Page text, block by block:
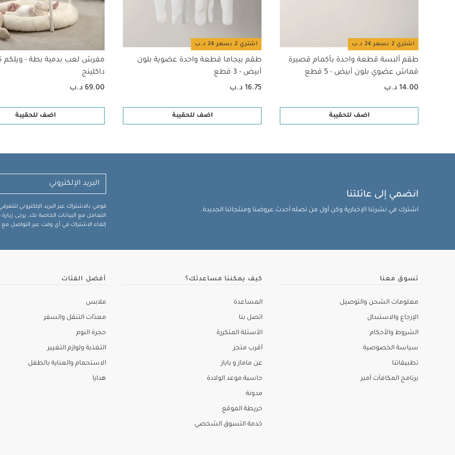
اشتري 2 بسعر 24 د.ب
طقم ألبسة قطعة واحدة بأكمام قصيرة
قماش عضوي بلون أبيض - 5 قطع
14.00 د.ب
اضف للحقيبة
اشتري 2 بسعر 24 د.ب
طقم بيجاما قطعة واحدة عضوية بلون
أبيض - 3 قطع
16.75 د.ب
اضف للحقيبة
مفرش لعب بدمية بطة - ويلكم
داكلينج
69.00 د.ب
اضف للحقيبة
انضمي إلى عائلتنا
اشترك في نشرتنا الإخبارية وكن أول من تصله أحدث عروضنا ومنتجاتنا الجديدة.
قومي بالاشتراك عبر البريد الإلكتروني
التعامل مع البيانات الخاصة بك، يرجى
إلغاء الاشتراك في أي وقت عبر التواصل مع
تسوق معنا
معلومات الشحن والتوصيل
الإرجاع والاستبدال
الشروط والأحكام
سياسة الخصوصية
تطبيقاتنا
برنامج المكافآت أمبر
كيف يمكننا مساعدتك؟
المساعدة
اتصل بنا
الأسئلة المتكررة
أقرب متجر
عن ماماز و باباز
حاسبة موعد الولادة
مدونة
خريطة الموقع
خدمة التسوق الشخصي
أفضل الفئات
ملابس
معدّات التنقل والسفر
حجرة النوم
التغذية ولوازم التغيير
الاستحمام والعناية بالطفل
هدايا